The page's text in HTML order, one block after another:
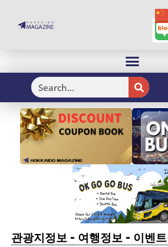
H
관광지정보- 여행정보- 이벤